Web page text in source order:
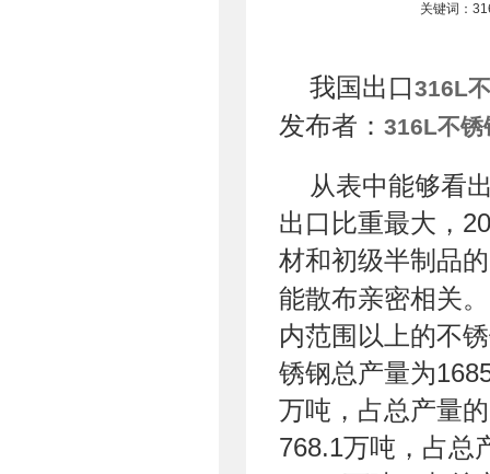
关键词：
我国出口316L
发布者： 316L不锈
从表中能够看
出口比重最大，
材和初级半制品
能散布亲密相关
内范围以上的不
锈钢总产量为
万吨，占总产量
768.1万吨，占总